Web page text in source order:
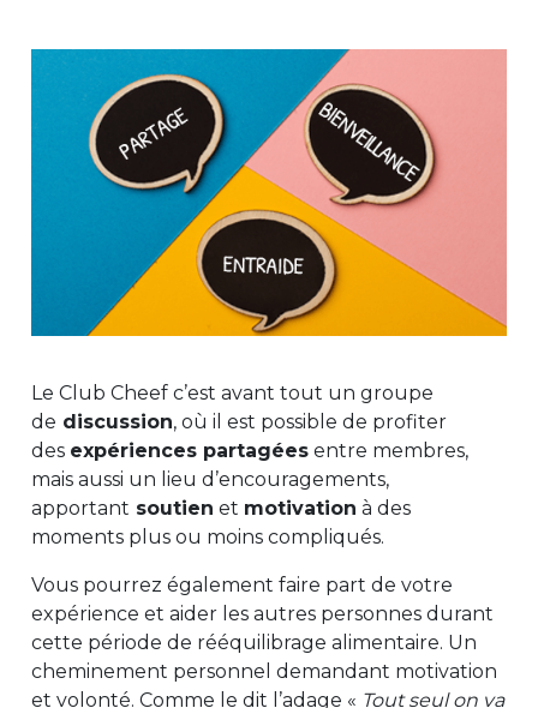
Le Club Cheef c’est avant tout un groupe
de discussion, où il est possible de profiter
des expériences partagées entre membres,
mais aussi un lieu d’encouragements,
apportant soutien et motivation à des
moments plus ou moins compliqués.
Vous pourrez également faire part de votre
expérience et aider les autres personnes durant
cette période de rééquilibrage alimentaire. Un
cheminement personnel demandant motivation
et volonté. Comme le dit l’adage « Tout seul on va